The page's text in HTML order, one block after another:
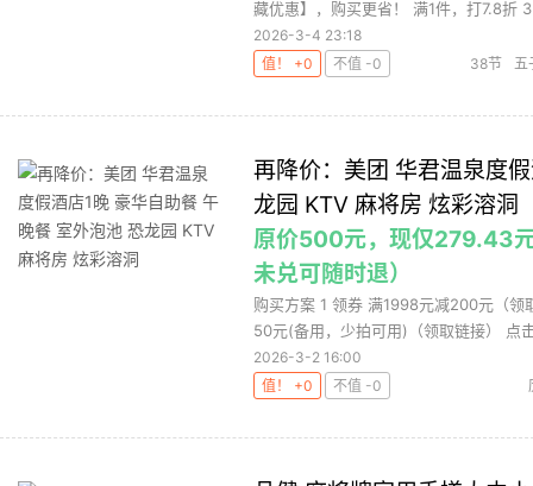
藏优惠】，购买更省！ 满1件，打7.8折
2026-3-4 23:18
值！ +0
不值 -0 38节 五
再降价：美团 华君温泉度
龙园 KTV 麻将房 炫彩溶洞
原价500元，现仅279.43
未兑可随时退）
购买方案 1 领券 满1998元减200元（
50元(备用，少拍可用)（领取链接） 点
2026-3-2 16:00
值！ +0
不值 -0